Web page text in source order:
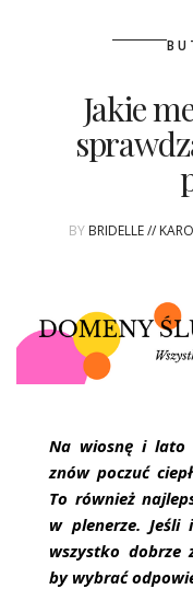
ŚLUBNE STYLE
ARCHIWUM
Jakie
BY BRIDELLE //
Na wiosnę i lato
znów poczuć
To również
w plenerze.
wszystko dobrze
by wybrać